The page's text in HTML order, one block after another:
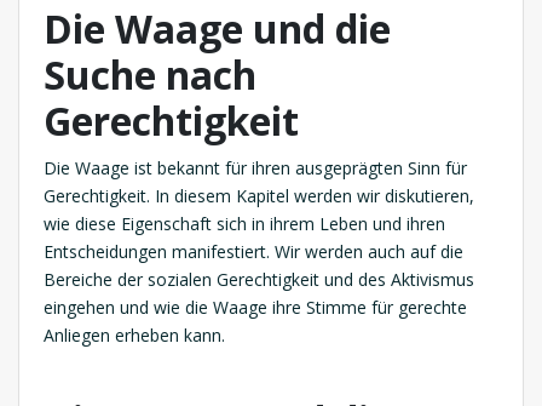
Die Waage und die
Suche nach
Gerechtigkeit
Die Waage ist bekannt für ihren ausgeprägten Sinn für
Gerechtigkeit. In diesem Kapitel werden wir diskutieren,
wie diese Eigenschaft sich in ihrem Leben und ihren
Entscheidungen manifestiert. Wir werden auch auf die
Bereiche der sozialen Gerechtigkeit und des Aktivismus
eingehen und wie die Waage ihre Stimme für gerechte
Anliegen erheben kann.